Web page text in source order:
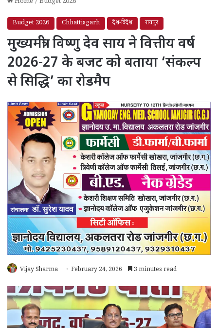
Budget 2026 Chhattisgarh देश-विदेश रायपुर
मुख्यमंत्री विष्णु देव साय ने वित्तीय वर्ष
2026-27 के बजट को बताया ‘संकल्प
से सिद्धि’ का रोडमैप
Vijay Sharma February 24, 2026 3 minutes read